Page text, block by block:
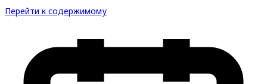
Перейти к содержимому